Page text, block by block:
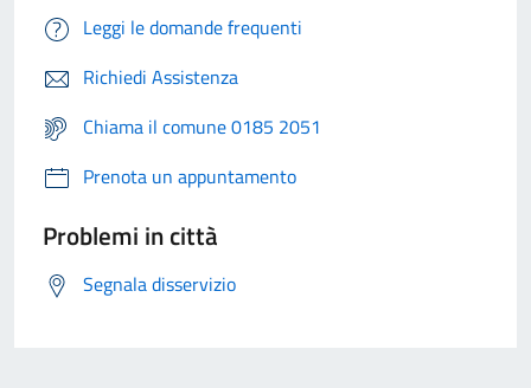
Leggi le domande frequenti
Richiedi Assistenza
Chiama il comune 0185 2051
Prenota un appuntamento
Problemi in città
Segnala disservizio